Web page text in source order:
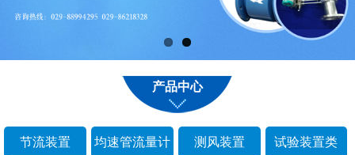
产品中心
节流装置 均速管流量计 测风装置 试验装置类